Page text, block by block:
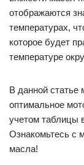
отображаются
температурах,
которое будет
температуре
В данной статье
оптимальное
учетом таблицы
Ознакомьтесь с
масла!